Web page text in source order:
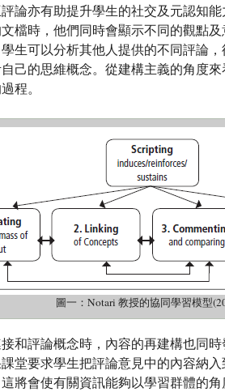
論亦有助提升學生的社交及元認知
檔時，他們同時會顯示不同的觀點及
學生可以分析其他人提供的不同評論
己的思維概念。從建構主義的角度
程。
圖一：Notari 教授的協同學習模型
和評論概念時，內容的再建構也同
堂要求學生把評論意見中的內容納
將會使有關資訊能夠以學習群體的